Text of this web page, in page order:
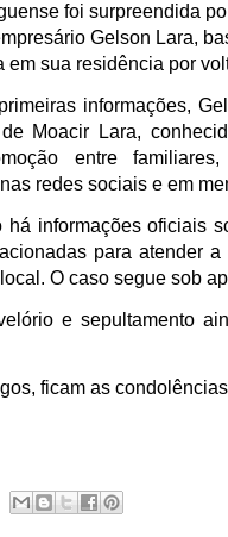
foi surpreendida
Gelson Lara,
em sua residência por
informações,
Moacir Lara,
entre
redes sociais e em
há informações oficiais
para atender
O caso segue sob
e sepultamento
ficam as